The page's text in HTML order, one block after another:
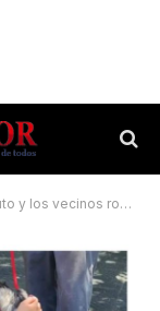
la luneta para rescatarlo